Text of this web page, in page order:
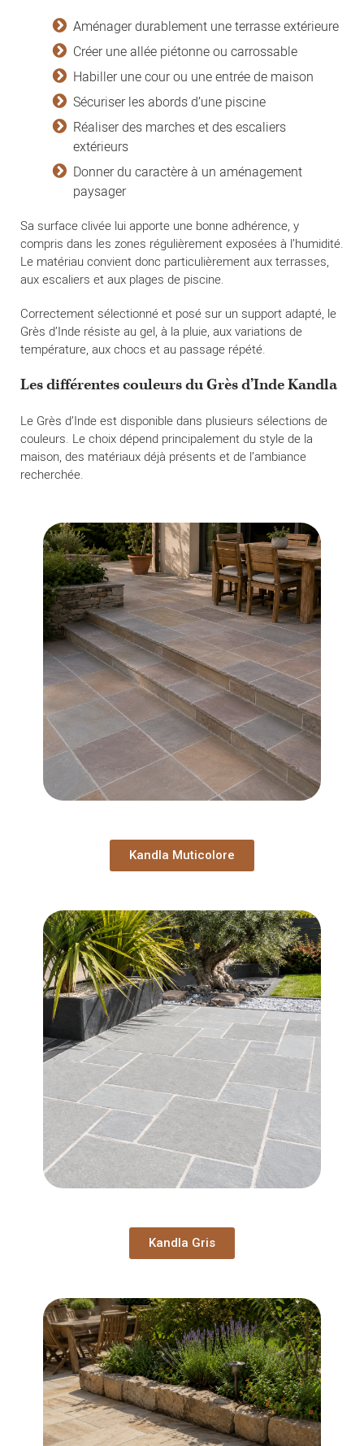
Aménager durablement une terrasse extérieure
Créer une allée piétonne ou carrossable
Habiller une cour ou une entrée de maison
Sécuriser les abords d’une piscine
Réaliser des marches et des escaliers
extérieurs
Donner du caractère à un aménagement
paysager
Sa surface clivée lui apporte une bonne adhérence, y
compris dans les zones régulièrement exposées à l’humidité.
Le matériau convient donc particulièrement aux terrasses,
aux escaliers et aux plages de piscine.
Correctement sélectionné et posé sur un support adapté, le
Grès d’Inde résiste au gel, à la pluie, aux variations de
température, aux chocs et au passage répété.
Les différentes couleurs du Grès d’Inde Kandla
Le Grès d’Inde est disponible dans plusieurs sélections de
couleurs. Le choix dépend principalement du style de la
maison, des matériaux déjà présents et de l’ambiance
recherchée.
Kandla Muticolore
Kandla Gris